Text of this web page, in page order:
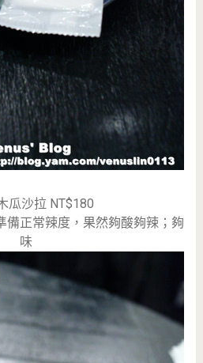
瓜沙拉 NT$180
備正常辣度，果然夠酸夠辣；夠
味